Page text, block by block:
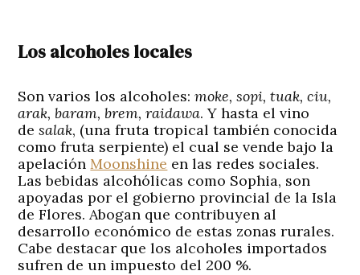
Los alcoholes locales
Son varios los alcoholes:moke, sopi,tuak, ciu,
arak, baram, brem, raidawa. Y hasta el vino
desalak, (una fruta tropical también conocida
como fruta serpiente) el cual se vende bajo la
apelación Moonshine en las redes sociales.
Las bebidas alcohólicas como Sophia, son
apoyadas por el gobierno provincial de la Isla
de Flores. Abogan que contribuyen al
desarrollo económico de estas zonas rurales.
Cabe destacar que los alcoholes importados
sufren de un impuesto del 200 %.